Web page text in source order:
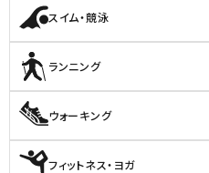
スイム・競泳
ランニング
ウォーキング
フィットネス・ヨガ